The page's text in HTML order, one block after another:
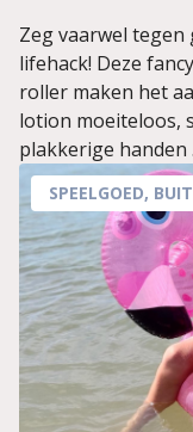
Zeg vaarwel
lifehack! Deze
roller maken het
lotion moeiteloos,
plakkerige handen
SPEELGOED,